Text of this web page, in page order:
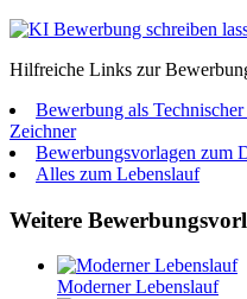
Hilfreiche Links zur
Bewerbung als
Zeichner
Bewerbungsvorlagen zum
Alles zum Lebenslauf
Weitere
Moderner Lebenslauf